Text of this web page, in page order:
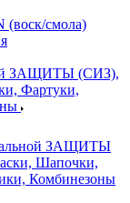
(воск/смола)
ЗАЩИТЫ (СИЗ),
Фартуки,
ЗАЩИТЫ
Шапочки,
Комбинезоны